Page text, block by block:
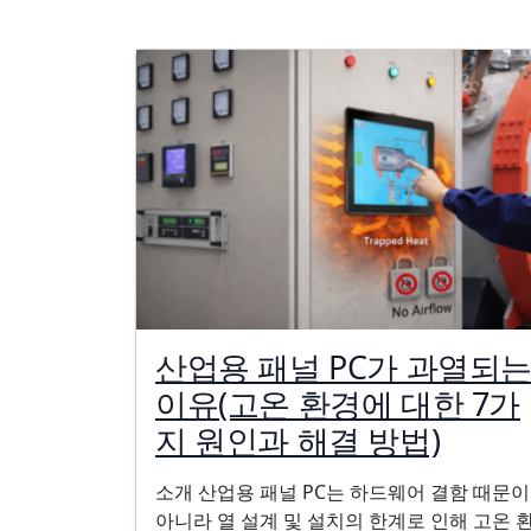
산업용 패널 PC가 과열되는
이유(고온 환경에 대한 7가
지 원인과 해결 방법)
소개 산업용 패널 PC는 하드웨어 결함 때문이
아니라 열 설계 및 설치의 한계로 인해 고온